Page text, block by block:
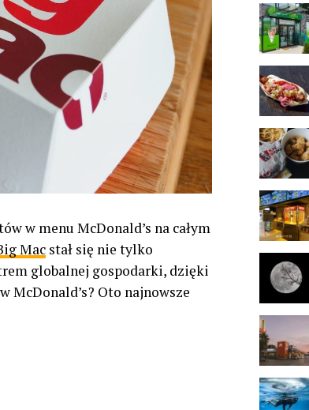
w menu McDonald’s na całym
Mac stał się nie tylko
globalnej gospodarki, dzięki
McDonald’s? Oto najnowsze